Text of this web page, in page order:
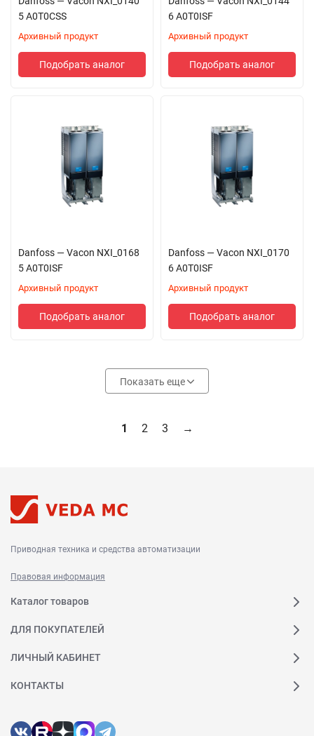
5 A0T0CSS
Архивный продукт
Подобрать аналог
6 A0T0ISF
Архивный продукт
Подобрать аналог
Danfoss — Vacon NXI_0168
5 A0T0ISF
Архивный продукт
Подобрать аналог
Danfoss — Vacon NXI_0170
6 A0T0ISF
Архивный продукт
Подобрать аналог
Показать еще
1 2 3 →
Приводная техника и средства автоматизации
Правовая информация
Каталог товаров
ДЛЯ ПОКУПАТЕЛЕЙ
ЛИЧНЫЙ КАБИНЕТ
КОНТАКТЫ